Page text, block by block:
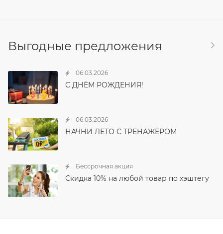
Выгодные предложения
06.03.2026
С ДНЁМ РОЖДЕНИЯ!
06.03.2026
НАЧНИ ЛЕТО С ТРЕНАЖЁРОМ
Бессрочная акция
Скидка 10% на любой товар по хэштегу